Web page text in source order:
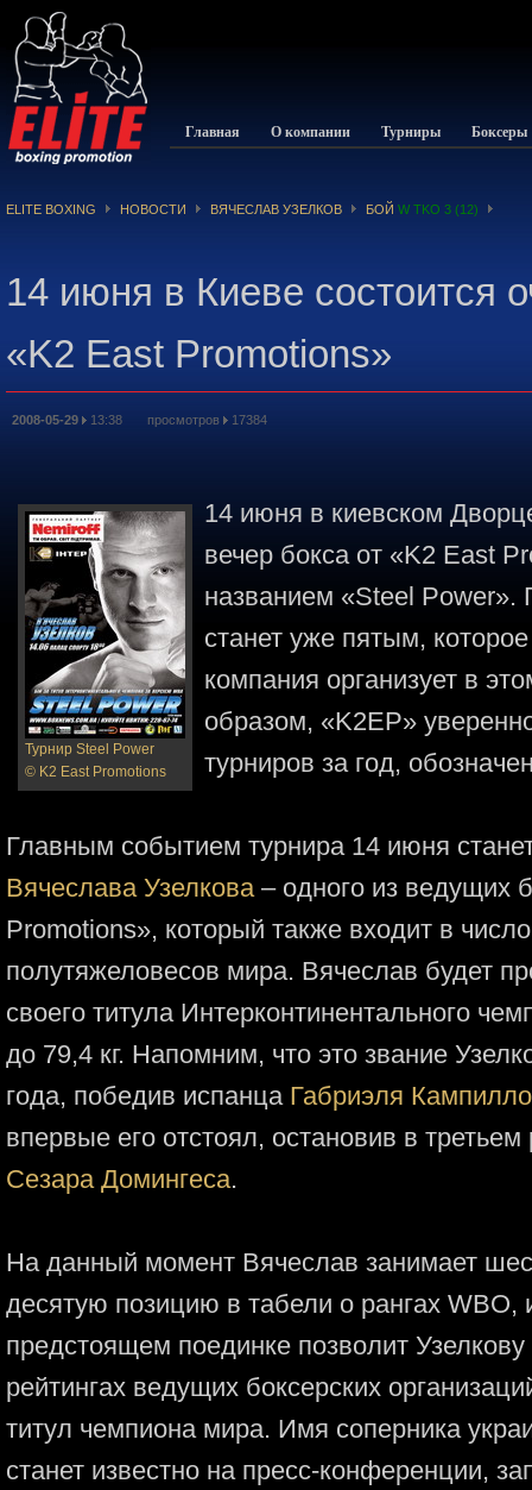
Главная О компании Турниры Боксеры
ELITE BOXING НОВОСТИ ВЯЧЕСЛАВ УЗЕЛКОВ БОЙ W TKO 3 (12)
14 июня в Киеве состоится
«K2 East Promotions»
2008-05-29 13:38 просмотров 17384
Турнир Steel Power
© K2 East Promotions
14 июня в киевском
вечер бокса от «K2 East
названием «Steel Power».
станет уже пятым,
компания организует в
образом, «K2ЕP»
турниров за год,
Главным событием турнира 14 июня
Вячеслава Узелкова– одного из ведущих
Promotions», который также входит в
полутяжеловесов мира. Вячеслав будет
своего титула Интерконтинентального
до 79,4 кг. Напомним, что это звание
года, победив испанца Габриэля Кампилло
впервые его отстоял, остановив в
Сезара Домингеса.
На данный момент Вячеслав занимает
десятую позицию в табели о рангах
предстоящем поединке позволит
рейтингах ведущих боксерских
титул чемпиона мира. Имя соперника
станет известно на пресс-конференции,